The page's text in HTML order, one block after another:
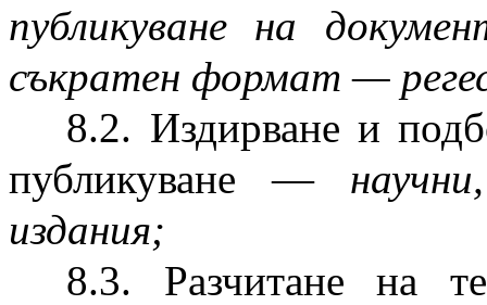
публикуване на
съкратен формат —
8.2. Издирване и
публикуване —
издания;
8.3. Разчитане на